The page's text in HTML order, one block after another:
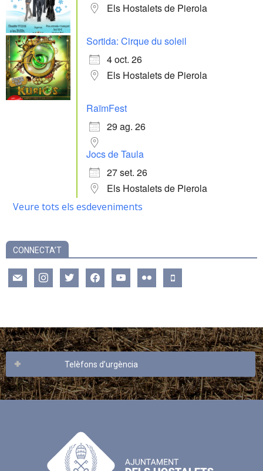
Els Hostalets de Pierola
Sortida: Cirque du soleil
4 oct. 26
Els Hostalets de Pierola
RaïmFest
29 ag. 26
Jocs de Taula
27 set. 26
Els Hostalets de Pierola
Veure tots els esdeveniments
CONNECTA’T
mail instagramtwitter facebookyoutube flickr mobile
Telèfons d’urgència